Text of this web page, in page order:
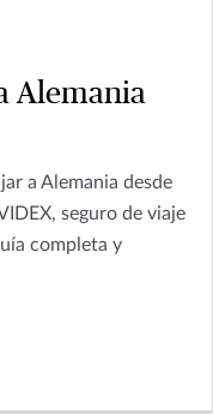
Alemania
a Alemania desde
seguro de viaje
completa y